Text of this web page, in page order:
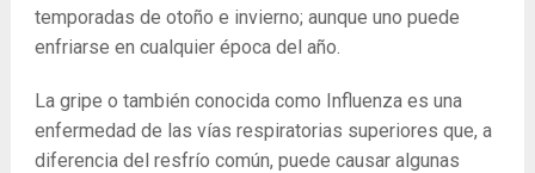
temporadas de otoño e invierno; aunque uno puede
enfriarse en cualquier época del año.
La ​​gripe o también conocida como Influenza es una
enfermedad de las vías respiratorias superiores que, a
diferencia del resfrío común, puede causar algunas